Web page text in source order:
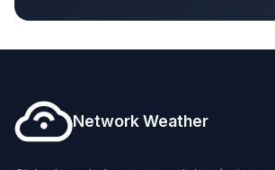
Network Weather